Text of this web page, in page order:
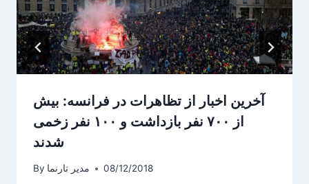
‌آخرین اخبار از تظاهرات در فرانسه: بیش
از ۷۰۰ نفر بازداشت و ۱۰۰ نفر زخمی
شدند
By مدیر تارنما 08/12/2018